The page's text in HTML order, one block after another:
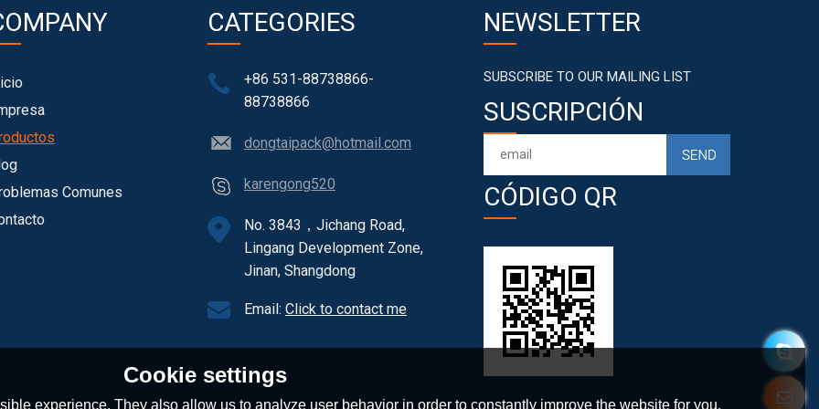
Comunes
CATEGORIES
+86 531-88738866-
88738866
dongtaipack@hotmail.com
karengong520
No. 3843，Jichang Road,
Lingang Development Zone,
Jinan, Shangdong
Email: Click to contact me
NEWSLETTER
SUBSCRIBE TO OUR MAILING LIST
SUSCRIPCIÓN
CÓDIGO QR
Cookie settings
experience. They also allow us to analyze user behavior in order to constantly improve the website for you.